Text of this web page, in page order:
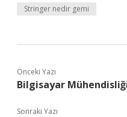
Stringer nedir gemi
Önceki Yazı
Bilgisayar
Sonraki Yazı